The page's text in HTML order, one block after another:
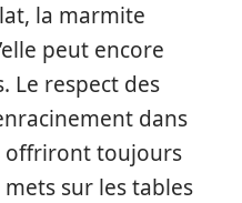
la marmite
peut encore
Le respect des
dans
offriront toujours
sur les tables